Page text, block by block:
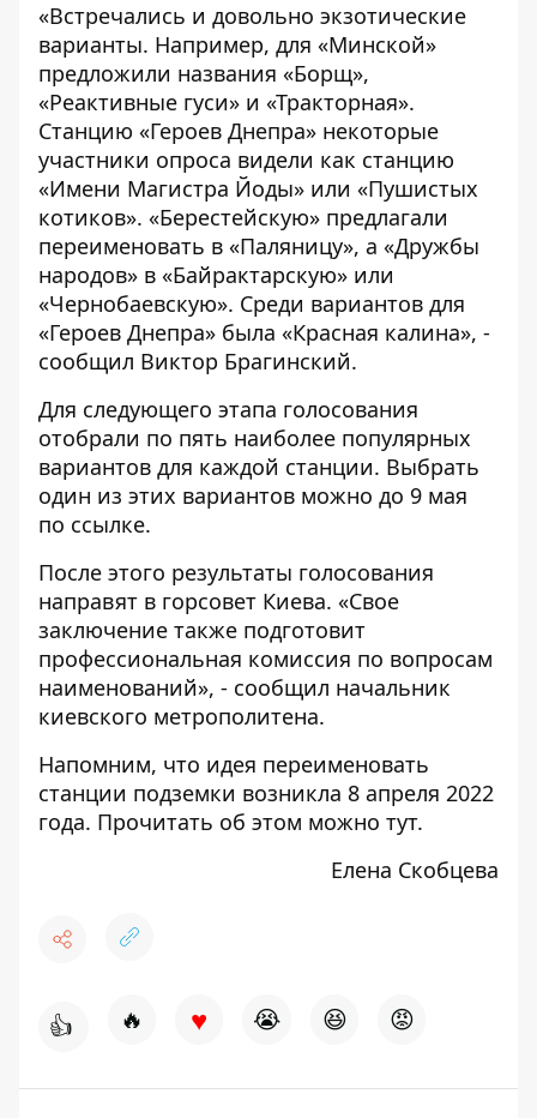
«Встречались и довольно экзотические
варианты. Например, для «Минской»
предложили названия «Борщ»,
«Реактивные гуси» и «Тракторная».
Станцию «Героев Днепра» некоторые
участники опроса видели как станцию
«Имени Магистра Йоды» или «Пушистых
котиков». «Берестейскую» предлагали
переименовать в «Паляницу», а «Дружбы
народов» в «Байрактарскую» или
«Чернобаевскую». Среди вариантов для
«Героев Днепра» была «Красная калина», -
сообщил Виктор Брагинский.
Для следующего этапа голосования
отобрали по пять наиболее популярных
вариантов для каждой станции. Выбрать
один из этих вариантов можно до 9 мая
по ссылке.
После этого результаты голосования
направят в горсовет Киева. «Свое
заключение также подготовит
профессиональная комиссия по вопросам
наименований», - сообщил начальник
киевского метрополитена.
Напомним, что идея переименовать
станции подземки возникла 8 апреля 2022
года. Прочитать об этом можно тут.
Елена Скобцева
👍 🔥 ♥ 😭 😆 😡